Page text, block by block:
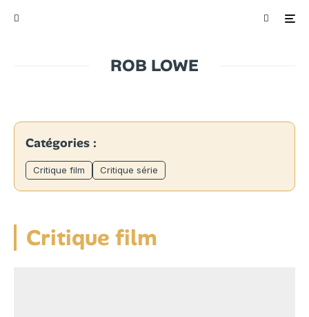
ROB LOWE
Catégories :
Critique film Critique série
Critique film